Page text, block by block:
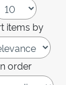
items by
order